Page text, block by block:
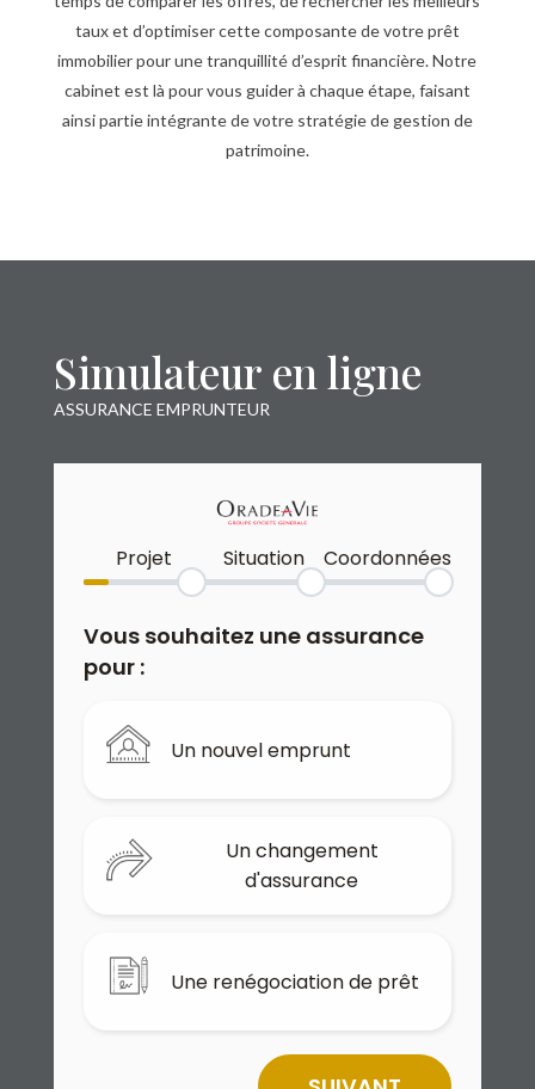
taux et d’optimiser cette composante de votre prêt
immobilier pour une tranquillité d’esprit financière. Notre
cabinet est là pour vous guider à chaque étape, faisant
ainsi partie intégrante de votre stratégie de gestion de
patrimoine.
Simulateur en ligne
ASSURANCE EMPRUNTEUR